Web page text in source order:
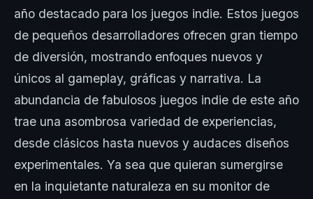
año destacado para los juegos indie. Estos juegos
de pequeños desarrolladores ofrecen gran tiempo
de diversión, mostrando enfoques nuevos y
únicos al gameplay, gráficas y narrativa. La
abundancia de fabulosos juegos indie de este año
trae una asombrosa variedad de experiencias,
desde clásicos hasta nuevos y audaces diseños
experimentales. Ya sea que quieran sumergirse
en la inquietante naturaleza en su monitor de